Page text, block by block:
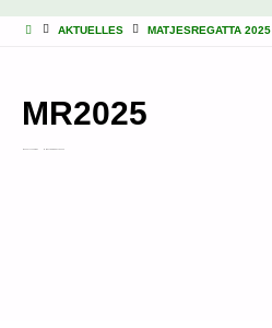
STARTSEITE
AKTUELLES MATJESREGATTA 2025
MR2025